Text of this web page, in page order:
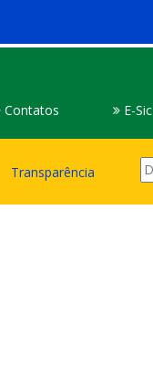
Contatos E-Sic
Transparência